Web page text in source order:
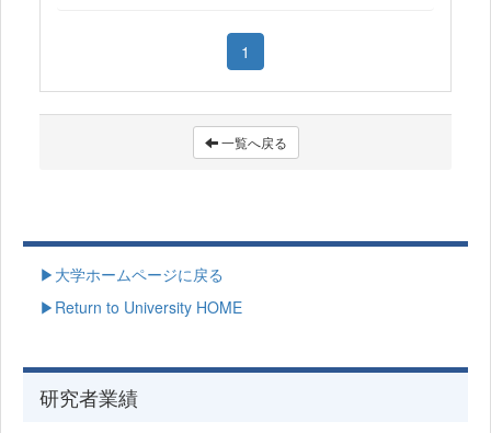
1
一覧へ戻る
▶大学ホームページに戻る
▶Return to University HOME
研究者業績